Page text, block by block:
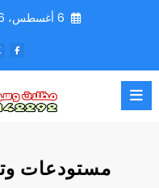
6 أغسطس، 2026
مستودعات